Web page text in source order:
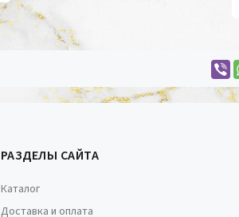
РАЗДЕЛЫ САЙТА
Каталог
Доставка и оплата